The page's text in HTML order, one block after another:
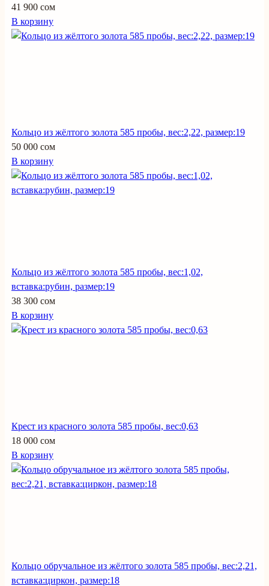
41 900 сом
В корзину
Кольцо из жёлтого золота 585 пробы, вес:2,22, размер:19
50 000 сом
В корзину
Кольцо из жёлтого золота 585 пробы, вес:1,02,
вставка:рубин, размер:19
38 300 сом
В корзину
Крест из красного золота 585 пробы, вес:0,63
18 000 сом
В корзину
Кольцо обручальное из жёлтого золота 585 пробы, вес:2,21,
вставка:циркон, размер:18